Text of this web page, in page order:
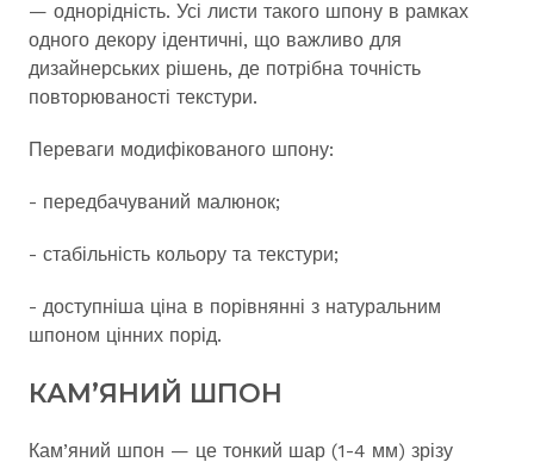
— однорідність. Усі листи такого шпону в рамках
одного декору ідентичні, що важливо для
дизайнерських рішень, де потрібна точність
повторюваності текстури.
Переваги модифікованого шпону:
- передбачуваний малюнок;
- стабільність кольору та текстури;
- доступніша ціна в порівнянні з натуральним
шпоном цінних порід.
КАМ’ЯНИЙ ШПОН
Кам’яний шпон — це тонкий шар (1-4 мм) зрізу